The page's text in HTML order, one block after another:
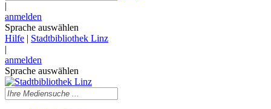
|
anmelden
Sprache auswählen
Hilfe | Stadtbibliothek Linz
|
anmelden
Sprache auswählen